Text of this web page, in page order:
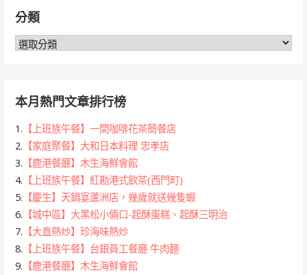
字:分類
分
本月熱門文章排行榜
1. 【上班族午餐】一間咖啡花茶簡餐店
2. 【家庭聚餐】大和日本料理 忠孝店
3. 【鹿港餐廳】木生海鮮會館
4. 【上班族午餐】紅勘港式飲茶(西門町)
5. 【慶生】天鍋宴蘆洲店，幾歲就送幾隻蝦
6. 【城中區】大黑松小倆口-起酥蛋糕、起酥三明治
7. 【大直熱炒】珍海味熱炒
8. 【上班族午餐】台銀員工餐廳 牛肉麵
9. 【鹿港餐廳】木生海鮮會館